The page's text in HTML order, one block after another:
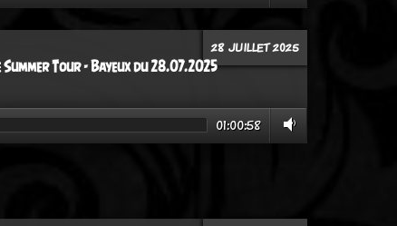
28 JUILLET 2025
Tour - Bayeux du 28.07.2025
01:00:58